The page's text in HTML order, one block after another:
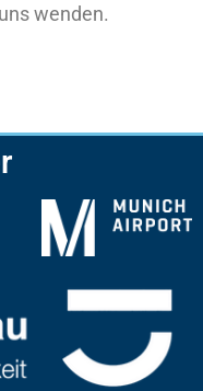
wenden.